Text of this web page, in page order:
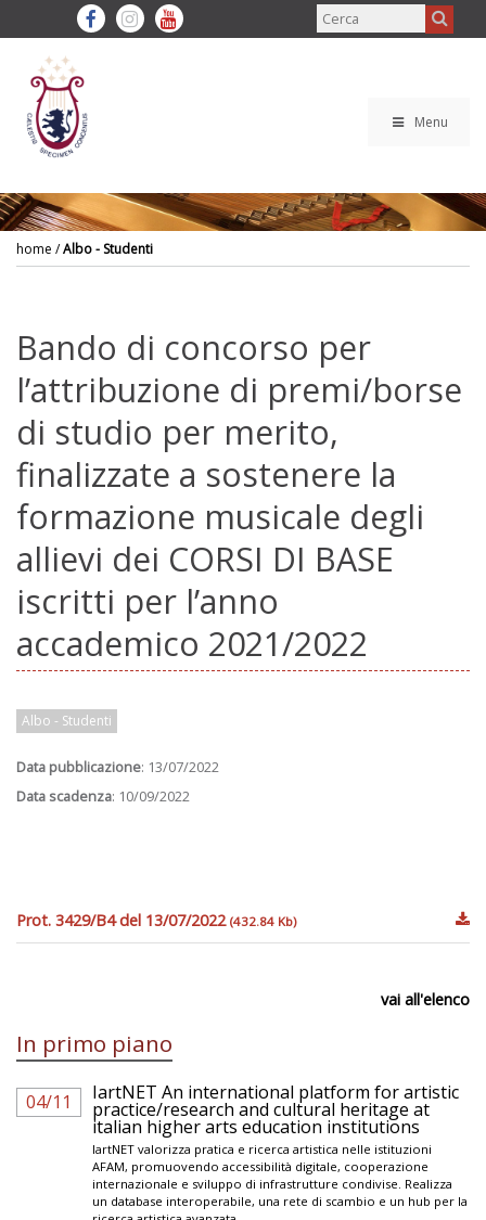
Menu
home /Albo - Studenti
Bando di concorso per
l’attribuzione di premi/borse
di studio per merito,
finalizzate a sostenere la
formazione musicale degli
allievi dei CORSI DI BASE
iscritti per l’anno
accademico 2021/2022
Albo - Studenti
Data pubblicazione: 13/07/2022
Data scadenza: 10/09/2022
Prot. 3429/B4 del 13/07/2022 (432.84 Kb)
vai all'elenco
In primo piano
04/11 IartNET An international platform for artistic
practice/research and cultural heritage at
italian higher arts education institutions
IartNET valorizza pratica e ricerca artistica nelle istituzioni
AFAM, promuovendo accessibilità digitale, cooperazione
internazionale e sviluppo di infrastrutture condivise. Realizza
un database interoperabile, una rete di scambio e un hub per la